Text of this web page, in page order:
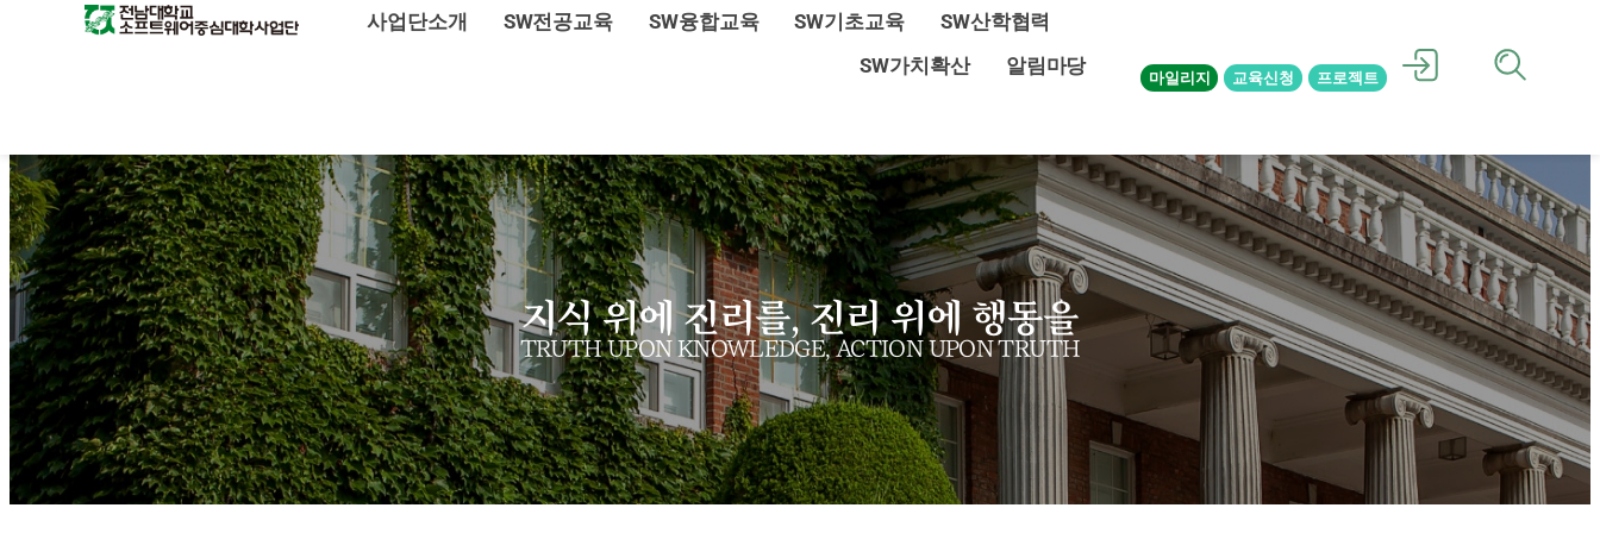
사업단소개 SW전공교육 SW융합교육 SW기초교육
SW산학협력
SW가치확산
알림마당 마일리지 교육신청 프로젝트
지식 위에 진리를, 진리 위에 행동을
TRUTH UPON KNOWLEDGE, ACTION UPON TRUTH